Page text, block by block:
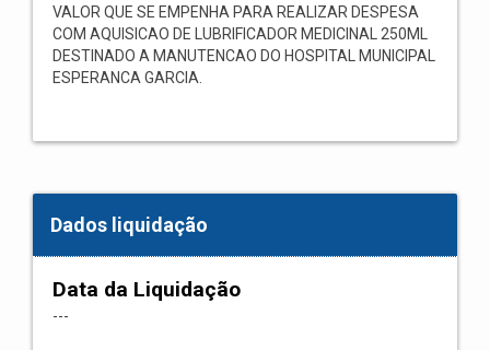
VALOR QUE SE EMPENHA PARA REALIZAR DESPESA
COM AQUISICAO DE LUBRIFICADOR MEDICINAL 250ML
DESTINADO A MANUTENCAO DO HOSPITAL MUNICIPAL
ESPERANCA GARCIA.
Dados liquidação
Data da Liquidação
---